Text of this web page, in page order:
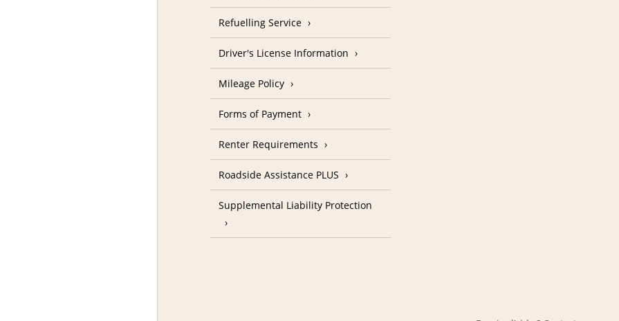
Refuelling Service
Driver's License Information
Mileage Policy
Forms of Payment
Renter Requirements
Roadside Assistance PLUS
Supplemental Liability Protection